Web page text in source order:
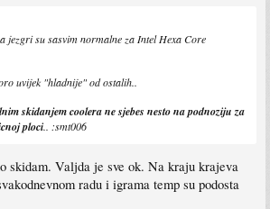
jezgri su sasvim normalne za Intel Hexa Core
uvijek "hladnije" od ostalih..
skidanjem coolera ne sjebes nesto na podnoziju za
ploci.. :smt006
skidam. Valjda je sve ok. Na kraju krajeva
radu i igrama temp su podosta